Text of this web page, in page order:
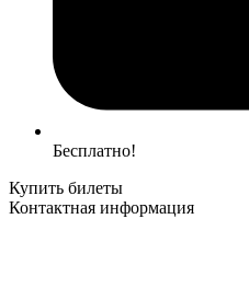
Бесплатно!
Купить билеты
Контактная информация